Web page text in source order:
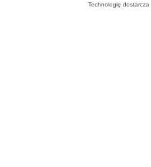
Technologię dostarcza